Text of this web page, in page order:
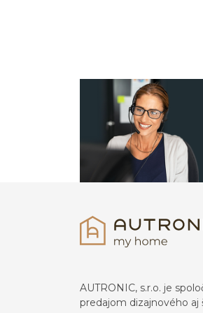
AUTRONIC, s.r.o. je
predajom dizajnového aj